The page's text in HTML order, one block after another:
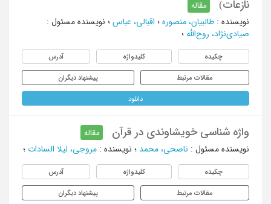
نازعات)
مقاله
نویسنده : طالبیان، منصوره ؛ اقبالی، عباس ؛ نویسنده مسئول :
صیادی‌نژاد، روح‌الله ؛
چکیده کلیدواژه آدرس
مقالات مرتبط پیشنهاد دیگران
دانلود
واژه شناسی خویشاوندی در قرآن
مقاله
نویسنده مسئول : ناصحی، محمد ؛ نویسنده : مروجی، لیلا السادات ؛
چکیده کلیدواژه آدرس
مقالات مرتبط پیشنهاد دیگران